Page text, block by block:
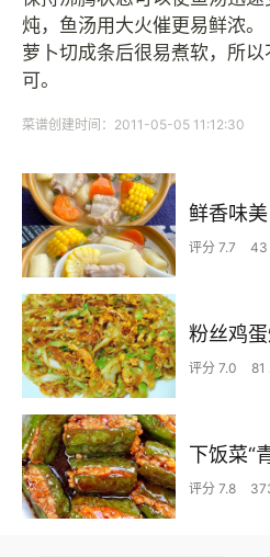
炖，鱼汤用大火催更易鲜浓。
萝卜切成条后很易煮软，所
可。
菜谱创建时间：2011-05-05 11:12:30
评分 7.7 43
评分 7.0 81
评分 7.8